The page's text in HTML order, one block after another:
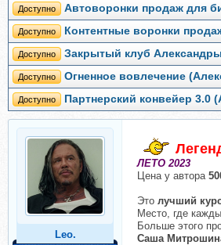
Доступно Автоворонки продаж для
Доступно Контентные воронки
Доступно Закрытый клуб
Доступно Огненное вовлечение
Доступно Партнерский конвейер 3.0
Leo.
ЛЕТО 2023
Цена у автора
Это лучший
Место, где
Больше этого
Саша